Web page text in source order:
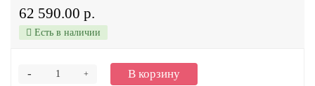
62 590.00 р.
Есть в наличии
+
- В корзину